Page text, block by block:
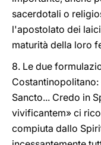
sacerdotali o
l'apostolato dei
maturità della loro
8. Le due
Costantinopolitano:
Sancto... Credo in
vivificantem» ci
compiuta dallo